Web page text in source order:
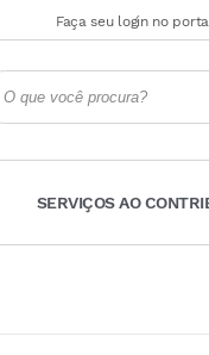
Faça seu login no
SERVIÇOS AO